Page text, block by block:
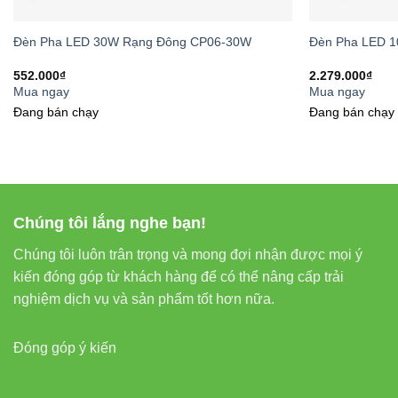
Ứng
Đèn pha LED
Chiếu
Chiếu
Đèn Pha LED 30W Rạng Đông CP06-30W
552.000₫
Mua ngay
Đang bán chạy
Đèn Pha LED
2.279.000₫
Mua ngay
Đang bán chạy
Chúng tôi lắng nghe bạn!
Chúng tôi luôn trân trọng và mong đợi nhận được mọi ý
kiến đóng góp từ khách hàng để có thể nâng cấp trải
nghiệm dịch vụ và sản phẩm tốt hơn nữa.
Đóng góp ý kiến